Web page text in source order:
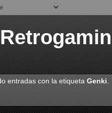
entradas con la etiqueta Genki.